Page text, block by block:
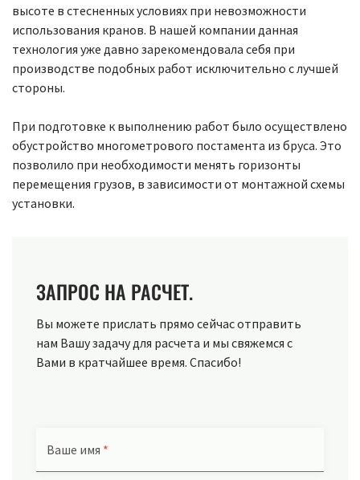
высоте в стесненных условиях при невозможности
использования кранов. В нашей компании данная
технология уже давно зарекомендовала себя при
производстве подобных работ исключительно с лучшей
стороны.
При подготовке к выполнению работ было осуществлено
обустройство многометрового постамента из бруса. Это
позволило при необходимости менять горизонты
перемещения грузов, в зависимости от монтажной схемы
установки.
ЗАПРОС НА РАСЧЕТ.
Вы можете прислать прямо сейчас отправить
нам Вашу задачу для расчета и мы свяжемся с
Вами в кратчайшее время. Спасибо!
Ваше имя *